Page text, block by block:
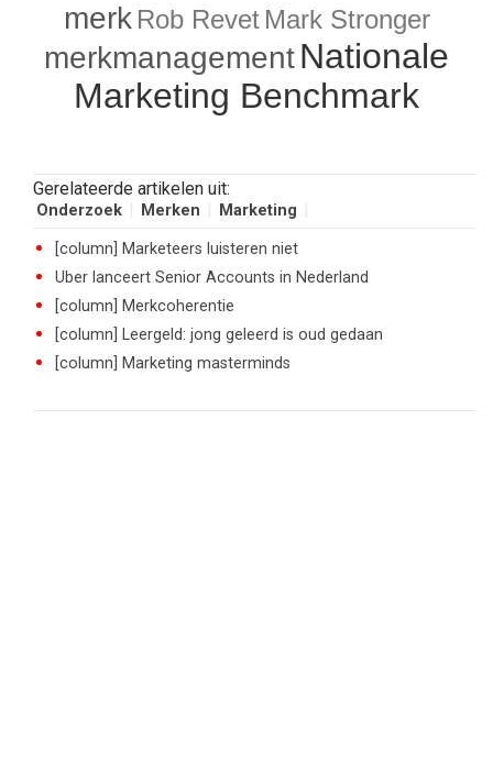
merk Rob Revet Mark Stronger
merkmanagementNationale
Marketing Benchmark
Gerelateerde artikelen uit:
Onderzoek Merken Marketing
[column] Marketeers luisteren niet
Uber lanceert Senior Accounts in Nederland
[column] Merkcoherentie
[column] Leergeld: jong geleerd is oud gedaan
[column] Marketing masterminds